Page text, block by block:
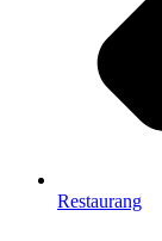
Restaurang